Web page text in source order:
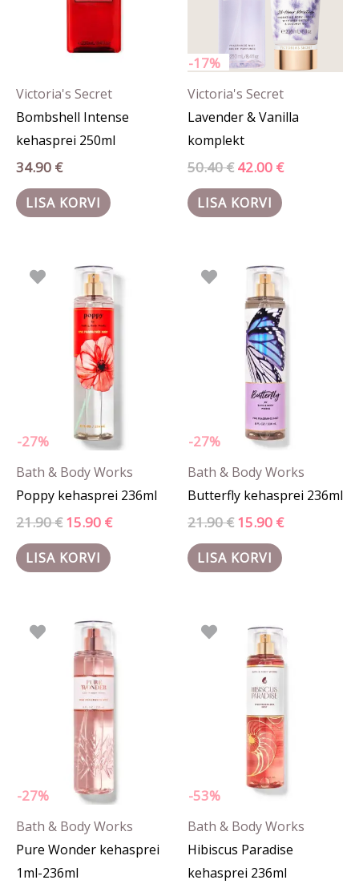
Victoria's Secret
Bombshell Intense
kehasprei 250ml
34.90 €
LISA KORVI
-17%
Victoria's Secret
Lavender & Vanilla
komplekt
50.40€ 42.00 €
LISA KORVI
-27%
Bath & Body Works
Poppy kehasprei 236ml
21.90€
Algne
hind
21.90 €.
15.90 €
hind
15.90 €.
LISA KORVI
-27%
Bath & Body Works
Butterfly kehasprei 236ml
21.90€
Algne
hind
21.90 €.
15.90 €
15.90 €.
LISA KORVI
-27%
Bath & Body Works
Pure Wonder kehasprei
1ml-236ml
0.55 €
15.90 €
Sellel
tootel
on
mitu
varianti.
Valikuid
saab
teha
tootelehel.
-53%
Bath & Body Works
Hibiscus Paradise
kehasprei 236ml
hind
20.90 €.
hind
on:
9.90 €.